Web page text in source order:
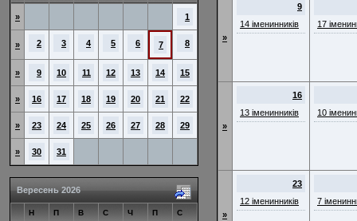
» 1
» 2 3 4 5 6 7 8
» 9 10 11 12 13 14 15
» 16 17 18 19 20 21 22
» 23 24 25 26 27 28 29
» 30 31
Вересень 2026
Н П В С Ч П С
»
9
14 іменинників
17
»
16
13 іменинників
10
»
23
12 іменинників
7